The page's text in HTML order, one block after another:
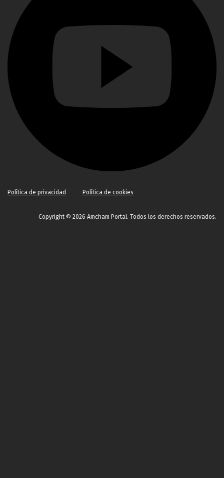
Política de privacidad Política de cookies
Copyright © 2026 Amcham Portal. Todos los derechos reservados.